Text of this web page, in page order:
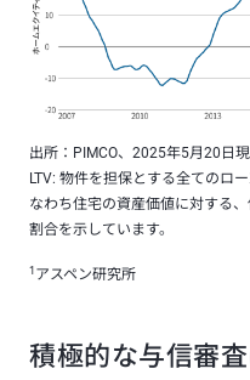
出所：PIMCO、2025年5月20日
LTV: 物件を担保とする全てのロ
なわち住宅の資産価値に対する
割合を示しています。
1 アスペン研究所
積極的な与信審